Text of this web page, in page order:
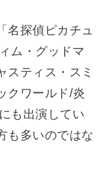
名探偵ピカチュ
ム・グッドマ
スティス・スミ
クワールド/炎
も出演してい
も多いのではな